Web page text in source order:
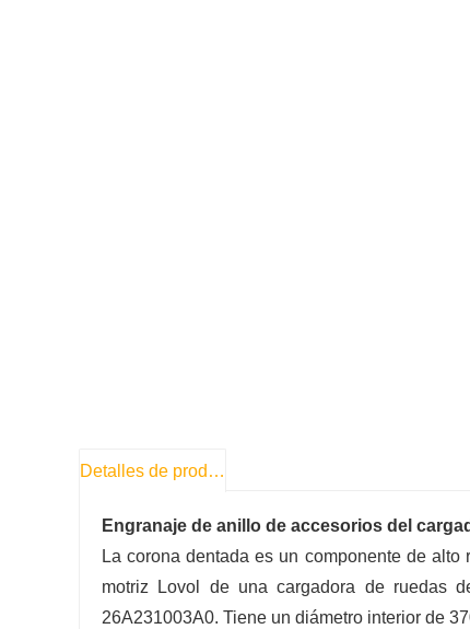
Detalles de producto
Engranaje de anillo de accesorios del
La corona dentada es un componente de
motriz Lovol de una cargadora de ruedas
26A231003A0. Tiene un diámetro interior de